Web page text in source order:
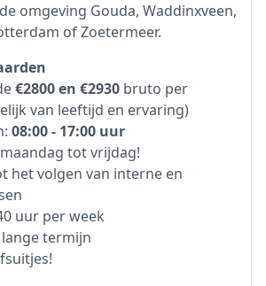
omgeving Gouda, Waddinxveen,
of Zoetermeer.
€2800 en €2930 bruto per
van leeftijd en ervaring)
08:00 - 17:00 uur
tot vrijdag!
het volgen van interne en
uur per week
termijn